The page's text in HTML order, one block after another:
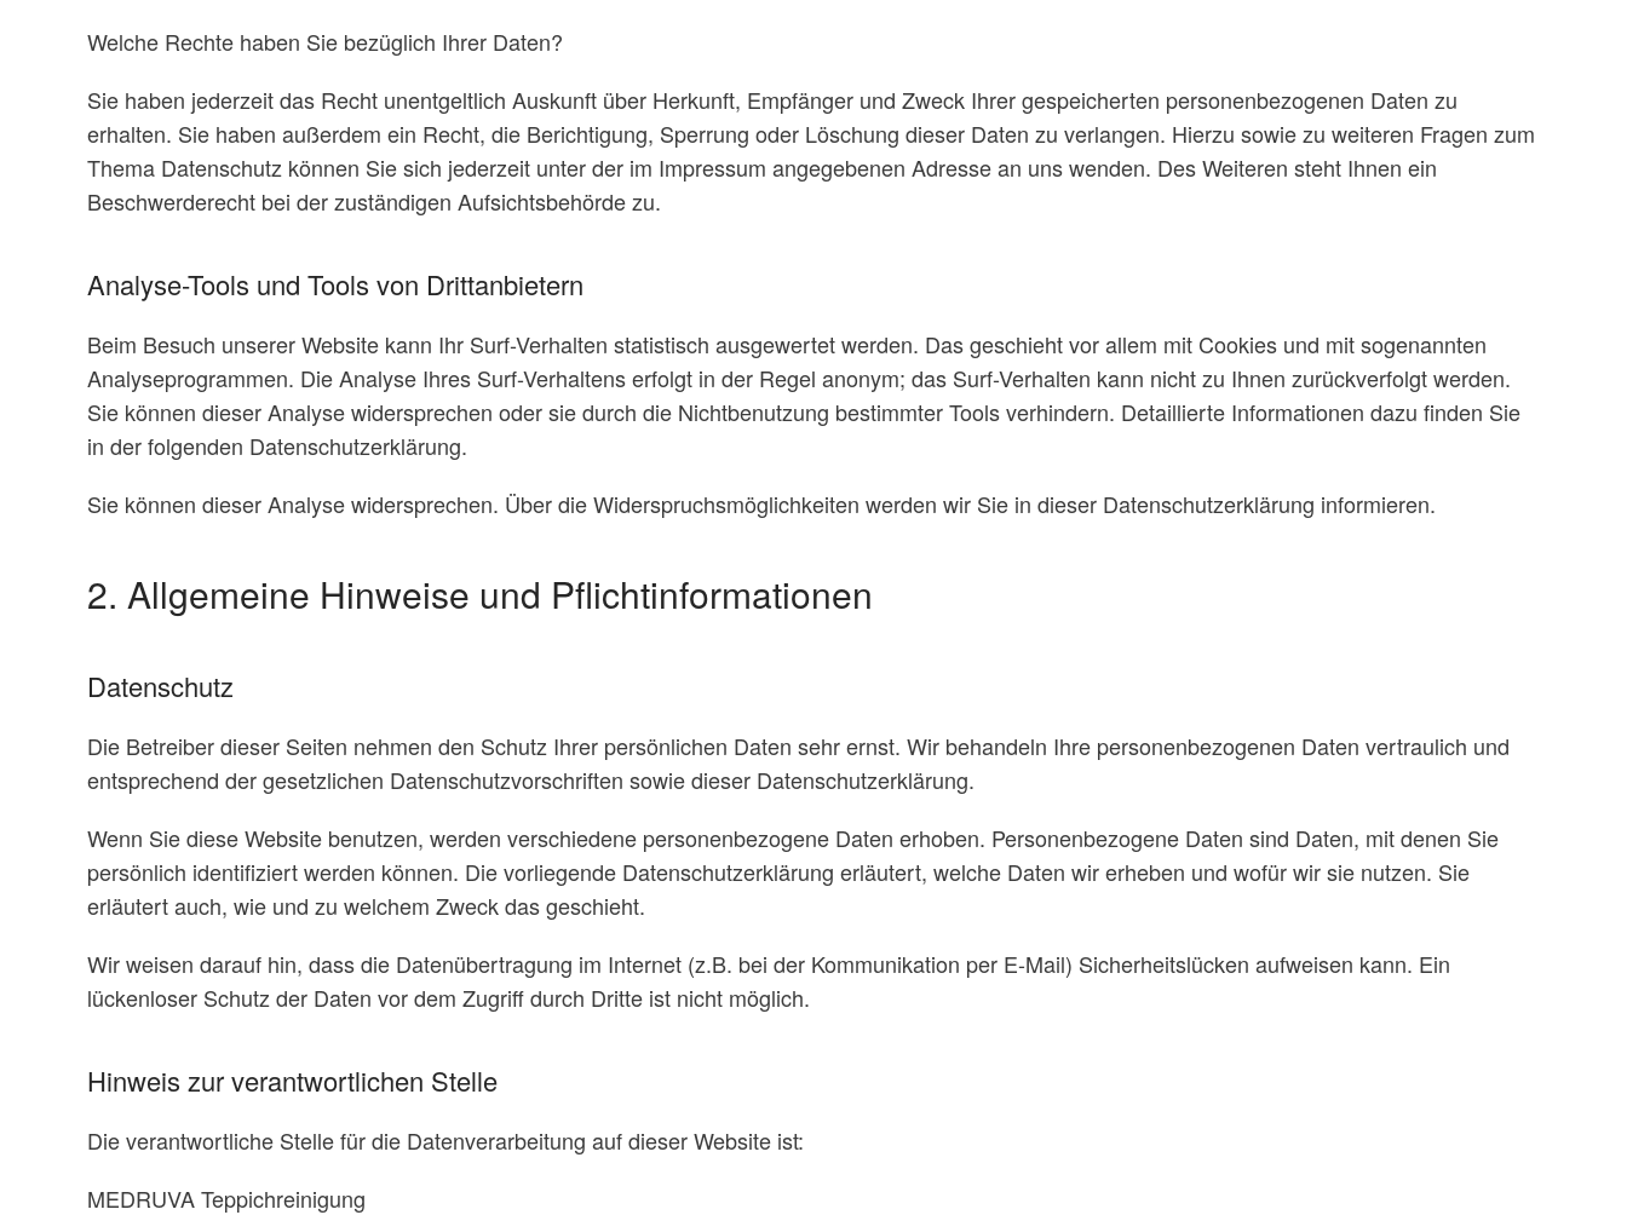
Welche Rechte haben Sie bezüglich Ihrer Daten?
Sie haben jederzeit das Recht unentgeltlich Auskunft über Herkunft, Empfänger und Zweck Ihrer gespeicherten personenbezogenen Daten zu
erhalten. Sie haben außerdem ein Recht, die Berichtigung, Sperrung oder Löschung dieser Daten zu verlangen. Hierzu sowie zu weiteren Fragen zum
Thema Datenschutz können Sie sich jederzeit unter der im Impressum angegebenen Adresse an uns wenden. Des Weiteren steht Ihnen ein
Beschwerderecht bei der zuständigen Aufsichtsbehörde zu.
Analyse-Tools und Tools von Drittanbietern
Beim Besuch unserer Website kann Ihr Surf-Verhalten statistisch ausgewertet werden. Das geschieht vor allem mit Cookies und mit sogenannten
Analyseprogrammen. Die Analyse Ihres Surf-Verhaltens erfolgt in der Regel anonym; das Surf-Verhalten kann nicht zu Ihnen zurückverfolgt werden.
Sie können dieser Analyse widersprechen oder sie durch die Nichtbenutzung bestimmter Tools verhindern. Detaillierte Informationen dazu finden Sie
in der folgenden Datenschutzerklärung.
Sie können dieser Analyse widersprechen. Über die Widerspruchsmöglichkeiten werden wir Sie in dieser Datenschutzerklärung informieren.
2. Allgemeine Hinweise und Pflichtinformationen
Datenschutz
Die Betreiber dieser Seiten nehmen den Schutz Ihrer persönlichen Daten sehr ernst. Wir behandeln Ihre personenbezogenen Daten vertraulich und
entsprechend der gesetzlichen Datenschutzvorschriften sowie dieser Datenschutzerklärung.
Wenn Sie diese Website benutzen, werden verschiedene personenbezogene Daten erhoben. Personenbezogene Daten sind Daten, mit denen Sie
persönlich identifiziert werden können. Die vorliegende Datenschutzerklärung erläutert, welche Daten wir erheben und wofür wir sie nutzen. Sie
erläutert auch, wie und zu welchem Zweck das geschieht.
Wir weisen darauf hin, dass die Datenübertragung im Internet (z.B. bei der Kommunikation per E-Mail) Sicherheitslücken aufweisen kann. Ein
lückenloser Schutz der Daten vor dem Zugriff durch Dritte ist nicht möglich.
Hinweis zur verantwortlichen Stelle
Die verantwortliche Stelle für die Datenverarbeitung auf dieser Website ist:
MEDRUVA Teppichreinigung